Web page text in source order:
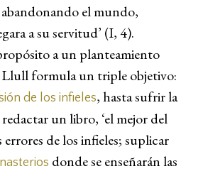
el mundo,
a su servitud’ (I, 4).
a un planteamiento
formula un triple objetivo:
de los infieles, hasta sufrir la
un libro, ‘el mejor del
de los infieles; suplicar
donde se enseñarán las